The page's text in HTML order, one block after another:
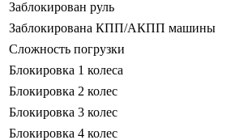
Заблокирован руль
Заблокирована КПП/АКПП машины
Сложность погрузки
Блокировка 1 колеса
Блокировка 2 колес
Блокировка 3 колес
Блокировка 4 колес